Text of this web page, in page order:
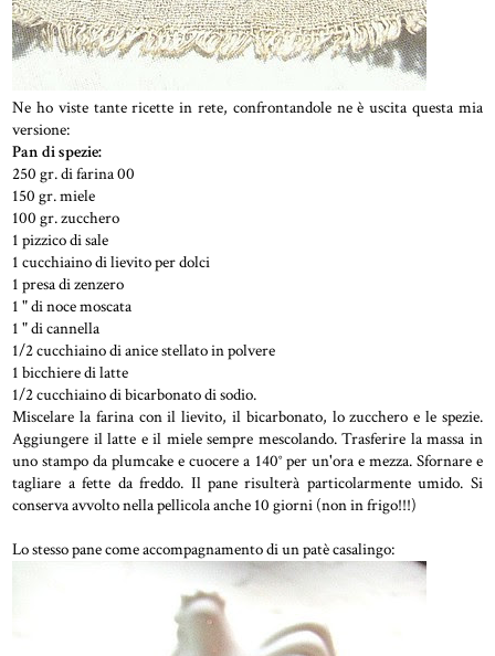
Ne ho viste tante ricette in rete, confrontandole ne è uscita questa mia
versione:
Pan di spezie:
250 gr. di farina 00
150 gr. miele
100 gr. zucchero
1 pizzico di sale
1 cucchiaino di lievito per dolci
1 presa di zenzero
1 " di noce moscata
1 " di cannella
1/2 cucchiaino di anice stellato in polvere
1 bicchiere di latte
1/2 cucchiaino di bicarbonato di sodio.
Miscelare la farina con il lievito, il bicarbonato, lo zucchero e le spezie.
Aggiungere il latte e il miele sempre mescolando. Trasferire la massa in
uno stampo da plumcake e cuocere a 140° per un'ora e mezza. Sfornare e
tagliare a fette da freddo. Il pane risulterà particolarmente umido. Si
conserva avvolto nella pellicola anche 10 giorni (non in frigo!!!)
Lo stesso pane come accompagnamento di un patè casalingo: